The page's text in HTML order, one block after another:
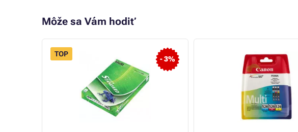
Môže sa Vám hodiť
- 3%
TOP